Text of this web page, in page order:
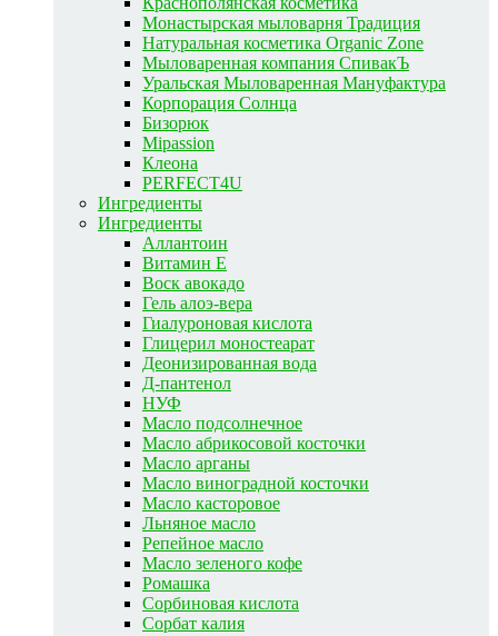
Монастырская мыловарня Традиция
Натуральная косметика Organic Zone
Мыловаренная компания СпивакЪ
Уральская Мыловаренная Мануфактура
Корпорация Солнца
Бизорюк
Mipassion
Клеона
PERFECT4U
Ингредиенты
Ингредиенты
Аллантоин
Витамин E
Воск авокадо
Гель алоэ-вера
Гиалуроновая кислота
Глицерил моностеарат
Деонизированная вода
Д-пантенол
НУФ
Масло подсолнечное
Масло абрикосовой косточки
Масло арганы
Масло виноградной косточки
Масло касторовое
Льняное масло
Репейное масло
Масло зеленого кофе
Ромашка
Сорбиновая кислота
Сорбат калия